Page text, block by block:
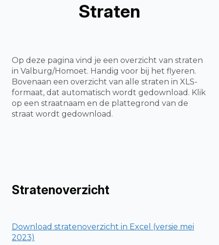
Straten
Op deze pagina vind je een overzicht van straten
in Valburg/Homoet. Handig voor bij het flyeren.
Bovenaan een overzicht van alle straten in XLS-
formaat, dat automatisch wordt gedownload. Klik
op een straatnaam en de plattegrond van de
straat wordt gedownload.
Stratenoverzicht
Download stratenoverzicht in Excel (versie mei
2023)